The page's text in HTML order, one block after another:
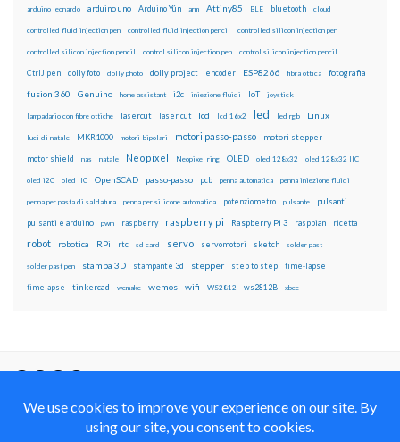
arduino leonardo arduino uno Arduino Yún arm Attiny85 BLE bluetooth cloud
controlled fluid injection pen controlled fluid injection pencil controlled silicon injection pen
controlled silicon injection pencil control silicon injection pen control silicon injection pencil
CtrlJ pen dolly foto dolly photo dolly project encoder ESP8266 fibra ottica fotografia
fusion 360 Genuino home assistant i2c iniezione fluidi IoT joystick
lampadario con fibre ottiche lasercut laser cut lcd lcd 16x2 led led rgb Linux
luci di natale MKR1000 motori bipolari motori passo-passo motori stepper
motor shield nas natale Neopixel Neopixel ring OLED oled 128x32 oled 128x32 IIC
oled i2C oled IIC OpenSCAD passo-passo pcb penna automatica penna iniezione fluidi
penna per pasta di saldatura penna per silicone automatica potenziometro pulsante pulsanti
pulsanti e arduino pwm raspberry raspberry pi Raspberry Pi 3 raspbian ricetta
robot robotica RPi rtc sd card servo servomotori sketch solder past
solder past pen stampa 3D stampante 3d stepper step to step time-lapse
timelapse tinkercad wemake wemos wifi WS2812 ws2812B xbee
Alike 4.0 International